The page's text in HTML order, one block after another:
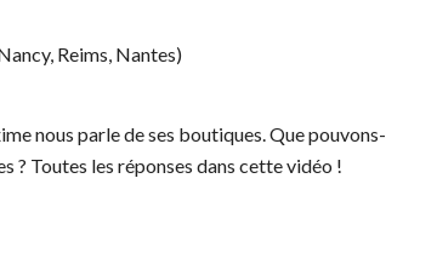
Reims, Nantes)
nous parle de ses boutiques. Que pouvons-
? Toutes les réponses dans cette vidéo !